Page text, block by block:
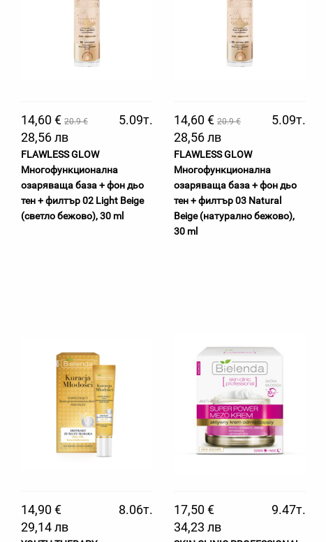
14,60 € 20.9 €
5.09т.
28,56 лв
FLAWLESS GLOW
Многофункционална
озаряваща база + фон дьо
тен + филтър 02 Light Beige
(светло бежово), 30 ml
14,60 € 20.9 €
5.09т.
28,56 лв
FLAWLESS GLOW
Многофункционална
озаряваща база + фон дьо
тен + филтър 03 Natural
Beige (натурално бежово),
30 ml
14,90 €
8.06т.
29,14 лв
17,50 €
9.47т.
34,23 лв